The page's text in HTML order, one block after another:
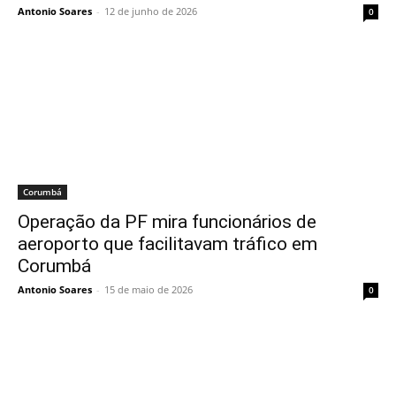
Antonio Soares - 12 de junho de 2026 0
Corumbá
Operação da PF mira funcionários de
aeroporto que facilitavam tráfico em
Corumbá
Antonio Soares - 15 de maio de 2026 0